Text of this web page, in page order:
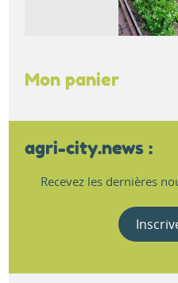
Mon panier
agri-city.news :
Recevez les dernières